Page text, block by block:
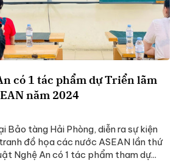
có 1 tác phẩm dự Triển lãm
năm 2024
Bảo tàng Hải Phòng, diễn ra sự kiện
đồ họa các nước ASEAN lần thứ
Nghệ An có 1 tác phẩm tham dự...